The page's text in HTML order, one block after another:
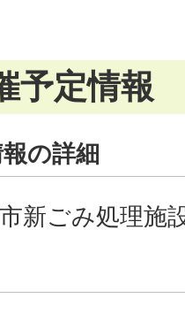
予定情報
の詳細
新ごみ処理施